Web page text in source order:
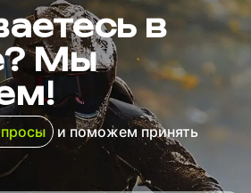
тела
эндуро
490 ₽
в
Мы
и поможем принять